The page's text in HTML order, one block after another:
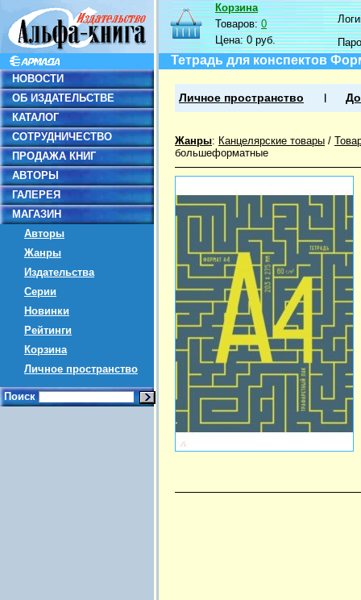
НОВОСТИ
ОБ ИЗДАТЕЛЬСТВЕ
КАТАЛОГ
СОТРУДНИЧЕСТВО
ПРОДАЖА КНИГ
АВТОРЫ
ГАЛЕРЕЯ
МАГАЗИН
Авторы
Жанры
Издательства
Серии
Новинки
Рейтинги
Корзина
Личное пространство
Поиск
Корзина
Товаров:0
Цена:0 руб.
Тетрадь для конспектов
Личное пространство
Жанры: Канцелярские товары /
большеформатные